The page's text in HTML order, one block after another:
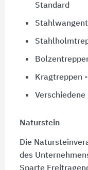
Standard
Kragtreppen
Naturstein
Die
des